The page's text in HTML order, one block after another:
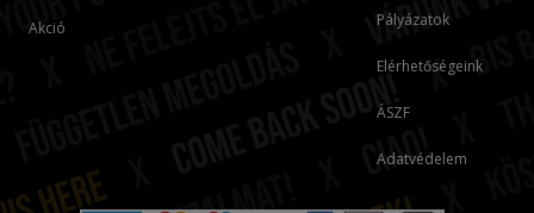
Akció Pályázatok
Elérhetőségeink
ÁSZF
Adatvédelem